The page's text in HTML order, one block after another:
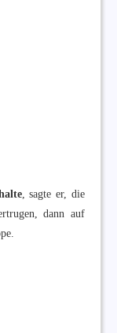
, sagte er, die
dann auf